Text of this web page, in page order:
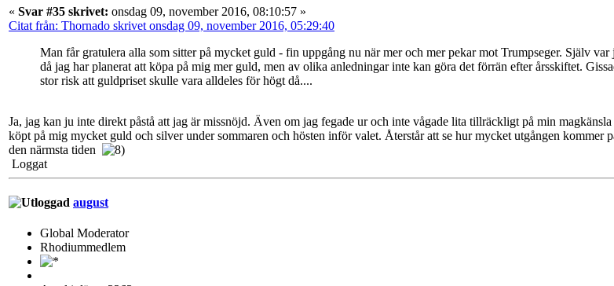
« Svar #35 skrivet: onsdag 09, november 2016, 08:10:57 »
Citat från: Thornado skrivet onsdag 09, november 2016, 05:29:40
Man får gratulera alla som sitter på mycket guld - fin uppgång nu när mer och mer pekar mot Trumpseger. Själv
då jag har planerat att köpa på mig mer guld, men av olika anledningar inte kan göra det förrän efter årsskiftet.
stor risk att guldpriset skulle vara alldeles för högt då....
Ja, jag kan ju inte direkt påstå att jag är missnöjd. Även om jag fegade ur och inte vågade lita tillräckligt på min
köpt på mig mycket guld och silver under sommaren och hösten inför valet. Återstår att se hur mycket utgången kommer
den närmsta tiden
Loggat
august
Global Moderator
Rhodiummedlem